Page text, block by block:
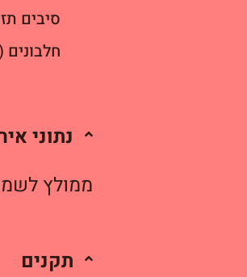
סיבים
חלבונים
נתוני
ממולץ
תקנים